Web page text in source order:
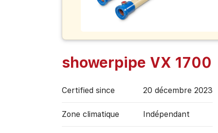
showerpipe VX 1700
Certified since 20 décembre 2023
Zone climatique Indépendant